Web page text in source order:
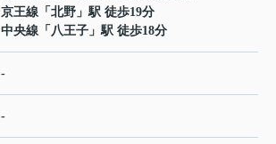
京王線 「 北野 」駅 徒歩19分
中央線 「 八王子 」駅 徒歩18分
-
-